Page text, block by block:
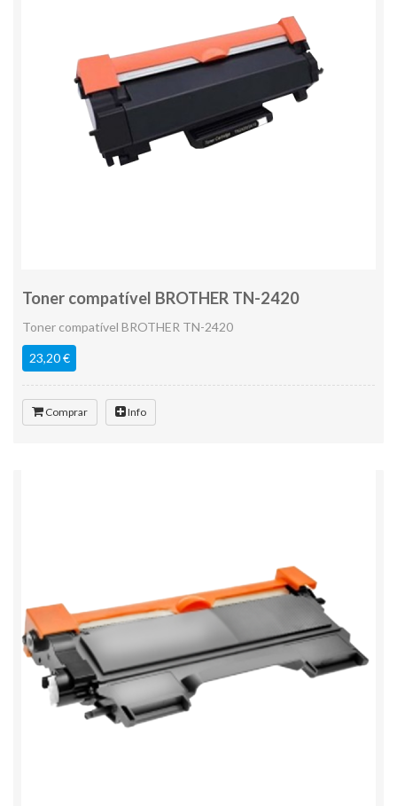
Toner compatível BROTHER TN-2420
Toner compatível BROTHER TN-2420
23,20 €
Comprar Info